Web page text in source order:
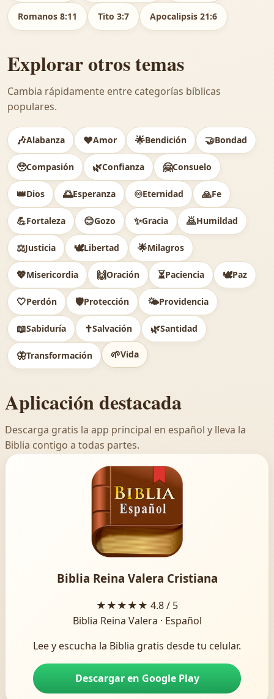
Romanos 8:11 Tito 3:7 Apocalipsis 21:6
Explorar otros temas
Cambia rápidamente entre categorías bíblicas
populares.
🎶Alabanza ❤️Amor 🌟Bendición 🤝Bondad
🥹Compasión 🌿Confianza 🤗Consuelo
👑Dios 🌅Esperanza ♾️Eternidad 🙏Fe
💪Fortaleza 😊Gozo ✨Gracia 🙇Humildad
⚖️Justicia 🕊Libertad 🌟Milagros
💖Misericordia 🙌Oración ⏳Paciencia 🕊️Paz
🤍Perdón 🛡️Protección 🌤️Providencia
📖Sabiduría ✝️Salvación 🌿Santidad
🦋Transformación 🌱Vida
Aplicación destacada
Descarga gratis la app principal en español y lleva la
Biblia contigo a todas partes.
Biblia Reina Valera Cristiana
★★★★★ 4.8 / 5
Biblia Reina Valera · Español
Lee y escucha la Biblia gratis desde tu celular.
Descargar en Google Play